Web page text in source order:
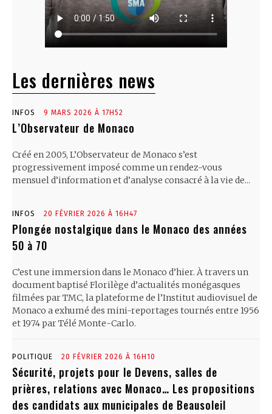
Les dernières news
INFOS 9 MARS 2026 À 17H52
L’Observateur de Monaco
Créé en 2005, L’Observateur de Monaco s’est
progressivement imposé comme un rendez-vous
mensuel d’information et d’analyse consacré à la vie de...
INFOS 20 FÉVRIER 2026 À 16H47
Plongée nostalgique dans le Monaco des années
50 à 70
C’est une immersion dans le Monaco d’hier. À travers un
document baptisé Florilège d’actualités monégasques
filmées par TMC, la plateforme de l’Institut audiovisuel de
Monaco a exhumé des mini-reportages tournés entre 1956
et 1974 par Télé Monte-Carlo.
POLITIQUE 20 FÉVRIER 2026 À 16H10
Sécurité, projets pour le Devens, salles de
prières, relations avec Monaco… Les propositions
des candidats aux municipales de Beausoleil